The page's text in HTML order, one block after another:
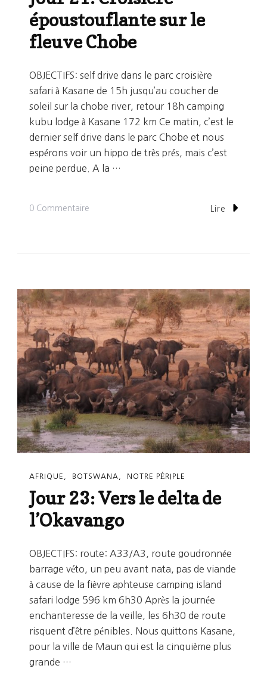
époustouflante sur le
fleuve Chobe
OBJECTIFS: self drive dans le parc croisière
safari à Kasane de 15h jusqu’au coucher de
soleil sur la chobe river, retour 18h camping
kubu lodge à Kasane 172 km Ce matin, c’est le
dernier self drive dans le parc Chobe et nous
espérons voir un hippo de très prés, mais c’est
peine perdue. A la …
0 Commentaire
Sur
Le
Fleuve
Chobe
Lire
AFRIQUE BOTSWANA NOTRE PÉRIPLE
Jour 23: Vers le delta de
l’Okavango
OBJECTIFS: route: A33/A3, route goudronnée
barrage véto, un peu avant nata, pas de viande
à cause de la fièvre aphteuse camping island
safari lodge 596 km 6h30 Après la journée
enchanteresse de la veille, les 6h30 de route
risquent d’être pénibles. Nous quittons Kasane,
pour la ville de Maun qui est la cinquième plus
grande …